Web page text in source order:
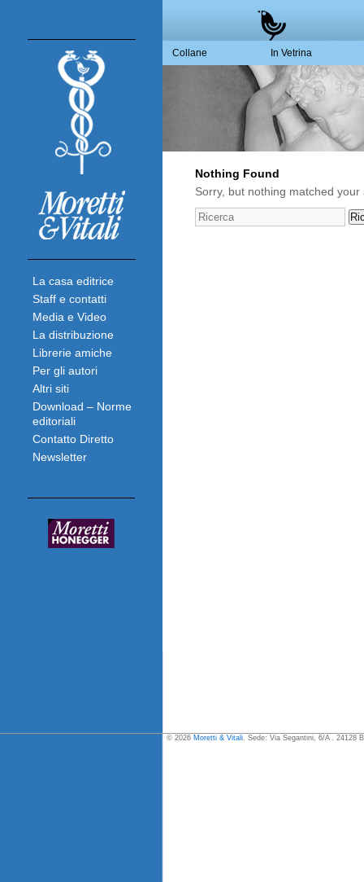
La casa editrice
Staff e contatti
Media e Video
La distribuzione
Librerie amiche
Per gli autori
Altri siti
Download – Norme
editoriali
Contatto Diretto
Newsletter
Collane In Vetrina
Nothing Found
Sorry, but nothing matched
© 2026 Moretti & Vitali. Sede: Via Segantini, 6/A . 24128